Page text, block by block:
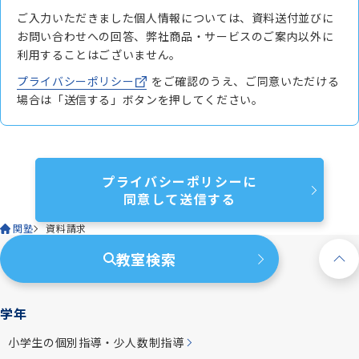
ご入力いただきました個人情報については、資料送付並びに
お問い合わせへの回答、弊社商品・サービスのご案内以外に
利用することはございません。
プライバシーポリシー
をご確認のうえ、ご同意いただける
場合は「送信する」ボタンを押してください。
プライバシーポリシーに
同意して送信する
関塾 資料請求
教室検索
学年
小学生の個別指導・少人数制指導